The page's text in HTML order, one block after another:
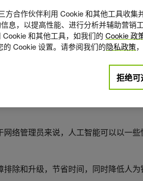
络管理员来说，人工智能可以以一
排除和升级，节省时间，同时降低人
方合作伙伴利用 Cookie 和其他工具收集
息，以提高性能、进行分析并辅助营销
和其他工具，如我们的 Cookie 政
的 Cookie 设置。请参阅我们的隐私政策
拒绝